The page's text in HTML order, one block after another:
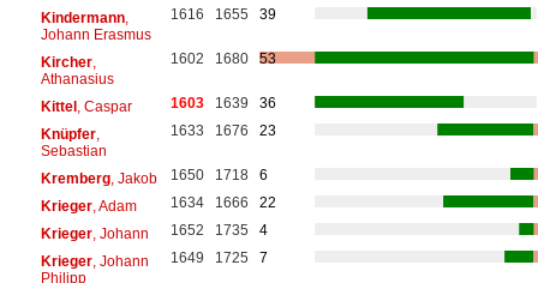
Kindermann,
Johann Erasmus
1616 1655 39
Kircher,
Athanasius
1602 1680 53
Kittel, Caspar 1603 1639
36
Knüpfer,
Sebastian
1633 1676 23
Kremberg, Jakob 1650 1718
6
Krieger, Adam 1634 1666
22
Krieger, Johann 1652 1735
4
Krieger, Johann
Philipp
1649 1725 7